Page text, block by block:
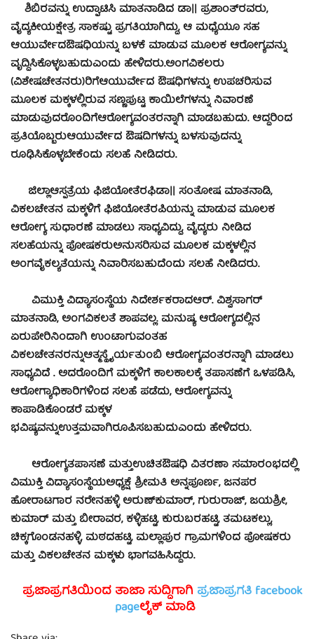
ಶಿಬಿರವನ್ನು ಉದ್ಘಾಟಿಸಿ ಮಾತನಾಡಿದ ಡಾ|| ಪ್ರಶಾಂತ್‍ರವರು,
ವೈದ್ಯಕೀಯಕ್ಷೇತ್ರ ಸಾಕಷ್ಟು ಪ್ರಗತಿಯಾಗಿದ್ದು, ಆ ಮಧ್ಯೆಯೂ ಸಹ
ಆಯುರ್ವೇದಔಷಧಿಯನ್ನು ಬಳಕೆ ಮಾಡುವ ಮೂಲಕ ಆರೋಗ್ಯವನ್ನು
ವೃದ್ಧಿಸಿಕೊಳ್ಳಬಹುದುಎಂದು ಹೇಳಿದರು.ಅಂಗವಿಕಲರು
(ವಿಶೇಷಚೇತನರು)ರಿಗೆಆಯುರ್ವೇದ ಔಷಧಿಗಳನ್ನು ಉಪಚರಿಸುವ
ಮೂಲಕ ಮಕ್ಕಳಲ್ಲಿರುವ ಸಣ್ಣಪುಟ್ಟ ಕಾಯಿಲೆಗಳನ್ನು ನಿವಾರಣೆ
ಮಾಡುವುದರೊಂದಿಗೆಆರೋಗ್ಯವಂತರನ್ನಾಗಿ ಮಾಡಬಹುದು. ಆದ್ದರಿಂದ
ಪ್ರತಿಯೊಬ್ಬರುಆಯುರ್ವೇದ ಔಷದಿಗಳನ್ನು ಬಳಸುವುದನ್ನು
ರೂಢಿಸಿಕೊಳ್ಳಬೇಕೆಂದು ಸಲಹೆ ನೀಡಿದರು.
ಜಿಲ್ಲಾಆಸ್ಪತ್ರೆಯ ಫಿಜಿಯೋತೆರಫಿಡಾ|| ಸಂತೋಷ ಮಾತನಾಡಿ,
ವಿಕಲಚೇತನ ಮಕ್ಕಳಿಗೆ ಫಿಜಿಯೋತೆರಪಿಯನ್ನು ಮಾಡುವ ಮೂಲಕ
ಆರೋಗ್ಯ ಸುಧಾರಣೆ ಮಾಡಲು ಸಾಧ್ಯವಿದ್ದು, ವೈದ್ಯರು ನೀಡಿದ
ಸಲಹೆಯನ್ನು ಪೋಷಕರುಅನುಸರಿಸುವ ಮೂಲಕ ಮಕ್ಕಳಲ್ಲಿನ
ಅಂಗವೈಕಲ್ಯತೆಯನ್ನು ನಿವಾರಿಸಬಹುದೆಂದು ಸಲಹೆ ನೀಡಿದರು.
ವಿಮುಕ್ತಿ ವಿದ್ಯಾಸಂಸ್ಥೆಯ ನಿದೇರ್ಶಕರಾದಆರ್. ವಿಶ್ವಸಾಗರ್
ಮಾತನಾಡಿ, ಅಂಗವಿಕಲತೆ ಶಾಪವಲ್ಲ. ಮನುಷ್ಯ ಆರೋಗ್ಯದಲ್ಲಿನ
ಏರುಪೇರಿನಿಂದಾಗಿ ಉಂಟಾಗುವಂತಹ
ವಿಕಲಚೇತನರನ್ನುಆತ್ಮಸ್ಥೈರ್ಯತುಂಬಿ ಆರೋಗ್ಯವಂತರನ್ನಾಗಿ ಮಾಡಲು
ಸಾಧ್ಯವಿದೆ . ಅದರೊಂದಿಗೆ ಮಕ್ಕಳಿಗೆ ಕಾಲಕಾಲಕ್ಕೆ ತಪಾಸಣೆಗೆ ಒಳಪಡಿಸಿ,
ಆರೋಗ್ಯಾಧಿಕಾರಿಗಳಿಂದ ಸಲಹೆ ಪಡೆದು, ಆರೋಗ್ಯವನ್ನು
ಕಾಪಾಡಿಕೊಂಡರೆ ಮಕ್ಕಳ
ಭವಿಷ್ಯವನ್ನುಉತ್ತಮವಾಗಿರೂಪಿಸಬಹುದುಎಂದು ಹೇಳಿದರು.
ಆರೋಗ್ಯತಪಾಸಣೆ ಮತ್ತುಉಚಿತಔಷಧಿ ವಿತರಣಾ ಸಮಾರಂಭದಲ್ಲಿ
ವಿಮುಕ್ತಿ ವಿದ್ಯಾಸಂಸ್ಥೆಯಅಧ್ಯಕ್ಷೆ ಶ್ರೀಮತಿ ಅನ್ನಪೂರ್ಣ, ಜನಪರ
ಹೋರಾಟಗಾರ ನರೇನಹಳ್ಳಿ ಅರುಣ್‍ಕುಮಾರ್, ಗುರುರಾಜ್, ಜಯಶ್ರೀ,
ಕುಮಾರ್ ಮತ್ತು ಬೀರಾವರ, ಕಳ್ಳಿಹಟ್ಟಿ, ಕುರುಬರಹಟ್ಟಿ, ತಮಟಕಲ್ಲು,
ಚಿಕ್ಕಗೊಂಡನಹಳ್ಳಿ, ಮಠದಹಟ್ಟಿ, ಮಲ್ಲಾಪುರ ಗ್ರಾಮಗಳಿಂದ ಪೋಷಕರು
ಮತ್ತು ವಿಕಲಚೇತನ ಮಕ್ಕಳು ಭಾಗವಹಿಸಿದ್ದರು.
ಪ್ರಜಾಪ್ರಗತಿಯಿಂದ ತಾಜಾ ಸುದ್ದಿಗಾಗಿ ಪ್ರಜಾಪ್ರಗತಿ facebook
pageಲೈಕ್ ಮಾಡಿ